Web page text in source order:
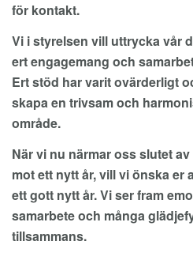
för kontakt.
Vi i styrelsen vill uttrycka vår
ert engagemang och
Ert stöd har varit ovärderligt
skapa en trivsam och
område.
När vi nu närmar oss slutet
mot ett nytt år, vill vi önska er
ett gott nytt år. Vi ser fram
samarbete och många
tillsammans.